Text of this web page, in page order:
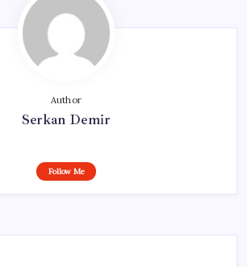
Author
Serkan Demir
Follow Me